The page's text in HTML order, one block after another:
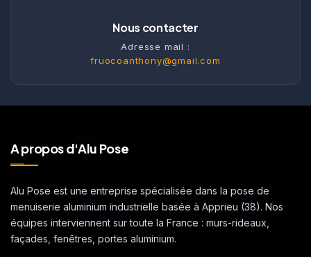
Nous contacter
Adresse mail :
fruocoanthony@gmail.com
A propos d'Alu Pose
Alu Pose est une entreprise spécialisée dans la pose de
menuiserie aluminium industrielle basée à Apprieu (38). Nos
équipes interviennent sur toute la France : murs-rideaux,
façades, fenêtres, portes aluminium.